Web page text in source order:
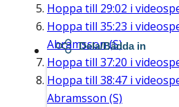
Hoppa till 29:02 i
Hoppa till 35:23 i
Abramsson (S)
Hoppa till 37:20 i
Hoppa till 38:47 i
Abramsson (S)
Dela/Bädda in